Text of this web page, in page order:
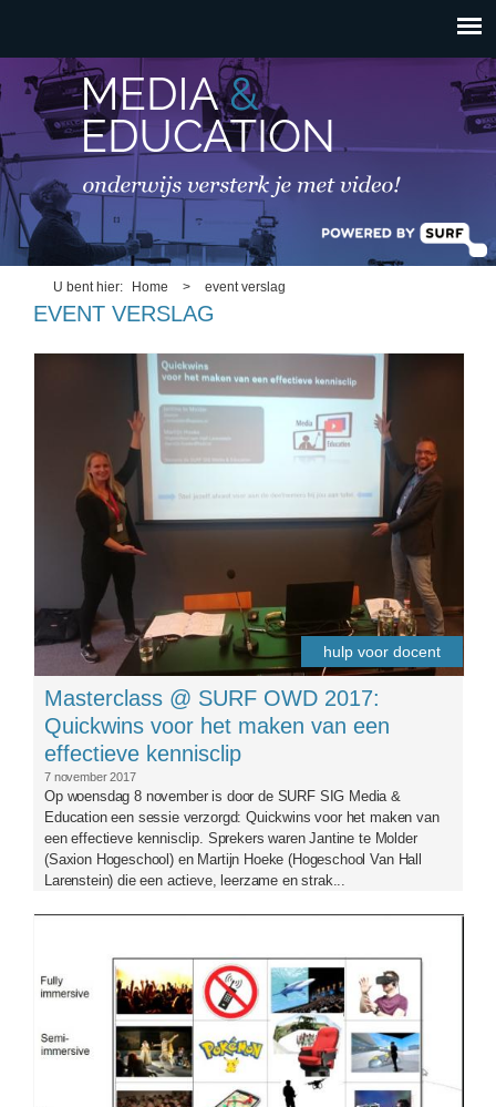
Overslaan en naar de
inhoud gaan
HOOFDMENU
U bent hier Home > event verslag
EVENT VERSLAG
jantinemartijn.jpg
hulp voor docent
Masterclass @ SURF OWD 2017:
Quickwins voor het maken van een
effectieve kennisclip
7 november 2017
Op woensdag 8 november is door de SURF SIG Media &
Education een sessie verzorgd: Quickwins voor het maken van
een effectieve kennisclip. Sprekers waren Jantine te Molder
(Saxion Hogeschool) en Martijn Hoeke (Hogeschool Van Hall
Larenstein) die een actieve, leerzame en strak...